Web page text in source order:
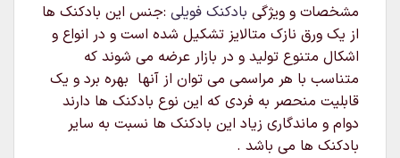
مشخصات و ویژگی بادکنک فویلی :جنس این بادکنک ها
از یک ورق نازک متالایز تشکیل شده است و در انواع و
اشکال متنوع تولید و در بازار عرضه می شوند که
متناسب با هر مراسمی می توان از آنها بهره برد و یک
قابلیت منحصر به فردی که این نوع بادکنک ها دارند
دوام و ماندگاری زیاد این بادکنک ها نسبت به سایر
بادکنک ها می باشد .